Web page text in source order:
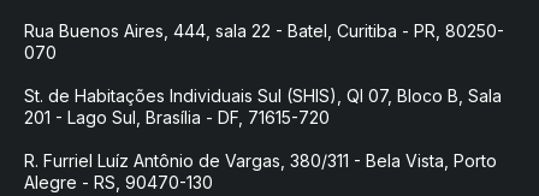
Rua Buenos Aires, 444, sala 22 - Batel, Curitiba - PR, 80250-
070
St. de Habitações Individuais Sul (SHIS), QI 07, Bloco B, Sala
201 - Lago Sul, Brasília - DF, 71615-720
R. Furriel Luíz Antônio de Vargas, 380/311 - Bela Vista, Porto
Alegre - RS, 90470-130